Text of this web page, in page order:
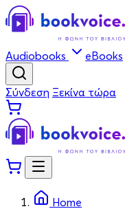
Audiobooks eBooks
Σύνδεση Ξεκίνα τώρα
Home